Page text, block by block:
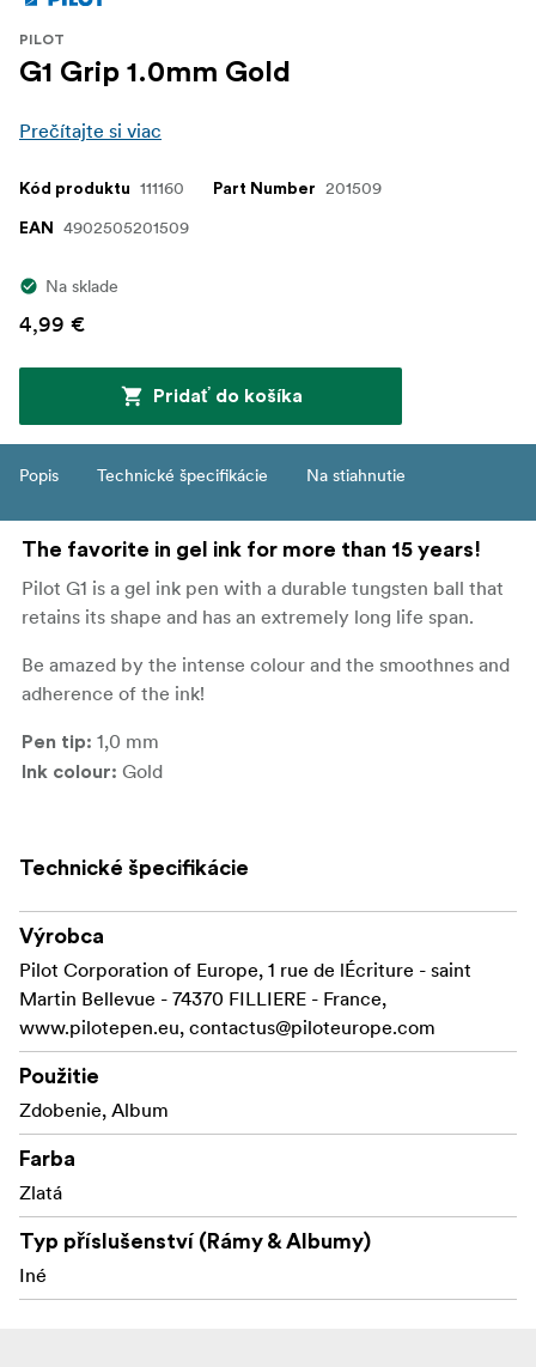
PILOT
G1 Grip 1.0mm Gold
Prečítajte si viac
Kód produktu 111160 Part Number 201509
EAN 4902505201509
Na sklade
4,99 €
Pridať do košíka
Popis Technické špecifikácie Na stiahnutie
The favorite in gel ink for more than 15 years!
Pilot G1 is a gel ink pen with a durable tungsten ball that
retains its shape and has an extremely long life span.
Be amazed by the intense colour and the smoothnes and
adherence of the ink!
Pen tip: 1,0 mm
Ink colour: Gold
Technické špecifikácie
Výrobca
Pilot Corporation of Europe, 1 rue de lÉcriture - saint
Martin Bellevue - 74370 FILLIERE - France,
www.pilotepen.eu, contactus@piloteurope.com
Použitie
Zdobenie, Album
Farba
Zlatá
Typ příslušenství (Rámy & Albumy)
Iné